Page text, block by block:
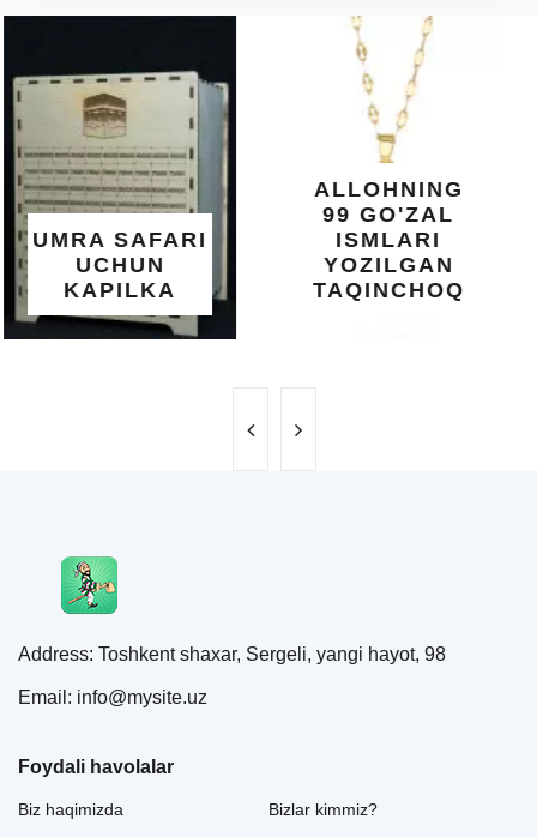
ALLOHNING
99 GO'ZAL
ISMLARI
YOZILGAN
TAQINCHOQ
DIYORIDA
O'SUVCHI
KUNDUR
DARAXTINING
SHIFOBAXSH
YELIMI: AQL,
XOTIRA VA
UMUMIY
SALOMATLIK
UCHUN
BEBAHO
NE'MAT
Address: Toshkent shaxar, Sergeli, yangi hayot, 98
Email: info@mysite.uz
Foydali havolalar
Biz haqimizda
Bizlar kimmiz?